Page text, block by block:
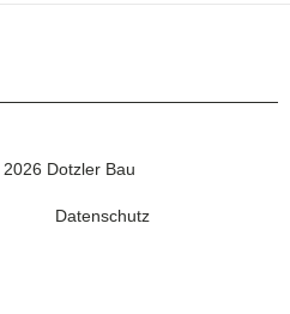
Dotzler Bau
Datenschutz